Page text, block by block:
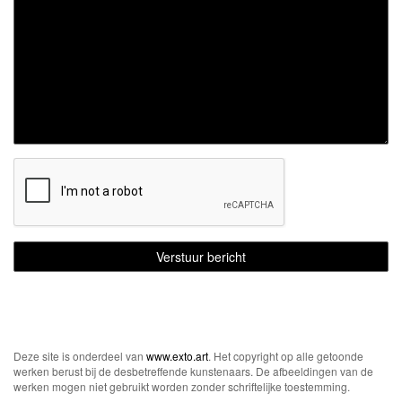
Deze site is onderdeel van www.exto.art. Het copyright op alle getoonde
werken berust bij de desbetreffende kunstenaars. De afbeeldingen van de
werken mogen niet gebruikt worden zonder schriftelijke toestemming.